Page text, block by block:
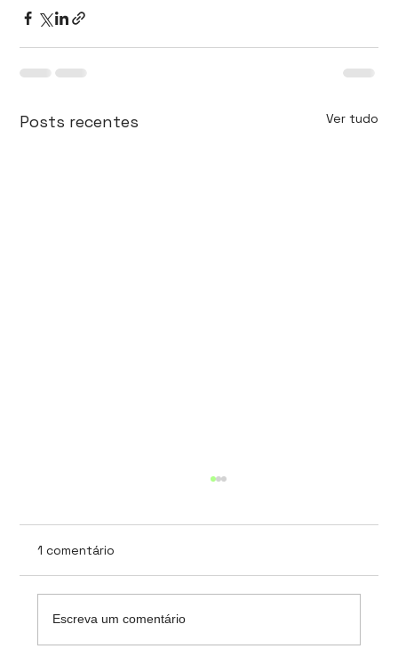
Posts recentes Ver tudo
1 comentário
Escreva um comentário